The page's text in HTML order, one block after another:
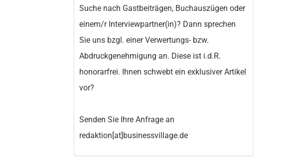
Suche nach Gastbeiträgen, Buchauszügen oder
einem/r Interviewpartner(in)? Dann sprechen
Sie uns bzgl. einer Verwertungs- bzw.
Abdruckgenehmigung an. Diese ist i.d.R.
honorarfrei. Ihnen schwebt ein exklusiver Artikel
vor?
Senden Sie Ihre Anfrage an
redaktion[at]businessvillage.de